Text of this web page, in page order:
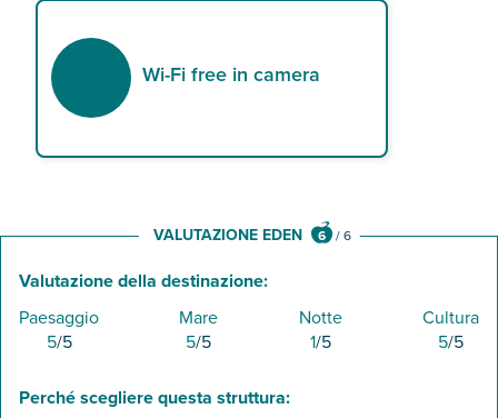
Wi-Fi free in camera
VALUTAZIONE EDEN 6 /6
Valutazione della destinazione:
Paesaggio
5/5
Mare
5/5
Notte
1/5
Cultura
5/5
Perché scegliere questa struttura: